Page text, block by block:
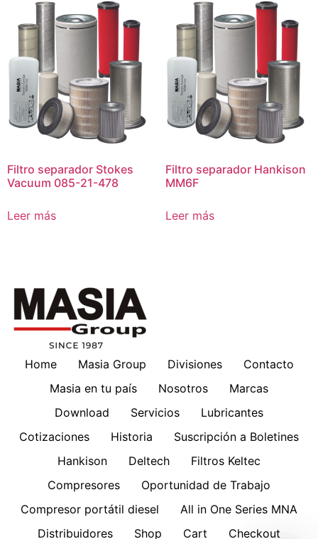
Filtro separador Stokes
Vacuum 085-21-478
Leer más
Filtro separador Hankison
MM6F
Leer más
Home Masia Group Divisiones
Contacto
Masia en tu país
Nosotros
Marcas
Download
Servicios
Lubricantes
Cotizaciones
Historia
Suscripción a Boletines
Hankison
Deltech
Filtros Keltec
Compresores
Oportunidad de Trabajo
Compresor portátil diesel
All in One Series MNA
Distribuidores
Shop Cart Checkout